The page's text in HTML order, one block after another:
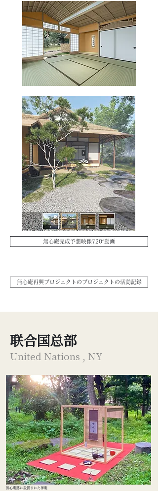
無心庵完成予想映像720°動画
無心庵再興プロジェクトのプロジェクトの活動記録
联合国总部
United Nations , NY
無心庵跡に設置された禅庵